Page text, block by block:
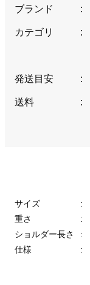
ブランド :
カテゴリ :
発送目安 :
送料 :
サイズ :
重さ
:
ショルダー長さ
:
仕様
: